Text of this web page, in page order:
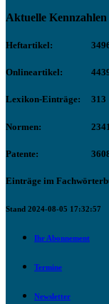
Aktuelle Kennzahlen
Heftartikel:
Onlineartikel:
Lexikon-Einträge: 313
Normen: 2341
Patente:
Einträge im
Stand 2024-08-05 17:32:57
Ihr Abonnement
Termine
Newsletter